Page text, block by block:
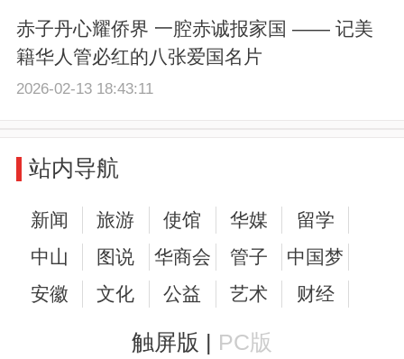
赤子丹心耀侨界 一腔赤诚报家国 —— 记美
籍华人管必红的八张爱国名片
2026-02-13 18:43:11
站内导航
新闻 旅游 使馆 华媒
留学
中山
图说 华商会 管子
中国梦
安徽
文化 公益 艺术 财经
触屏版 | PC版